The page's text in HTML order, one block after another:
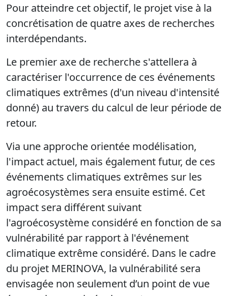
Pour atteindre cet objectif, le projet vise à la
concrétisation de quatre axes de recherches
interdépendants.
Le premier axe de recherche s'attellera à
caractériser l'occurrence de ces événements
climatiques extrêmes (d'un niveau d'intensité
donné) au travers du calcul de leur période de
retour.
Via une approche orientée modélisation,
l'impact actuel, mais également futur, de ces
événements climatiques extrêmes sur les
agroécosystèmes sera ensuite estimé. Cet
impact sera différent suivant
l'agroécosystème considéré en fonction de sa
vulnérabilité par rapport à l'événement
climatique extrême considéré. Dans le cadre
du projet MERINOVA, la vulnérabilité sera
envisagée non seulement d’un point de vue